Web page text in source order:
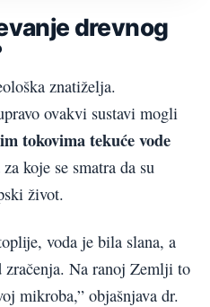
drevnog
znatiželja.
ovakvi sustavi mogli
tokovima tekuće vode
koje se smatra da su
život.
voda je bila slana, a
zračenja. Na ranoj Zemlji to
mikroba,” objašnjava dr.